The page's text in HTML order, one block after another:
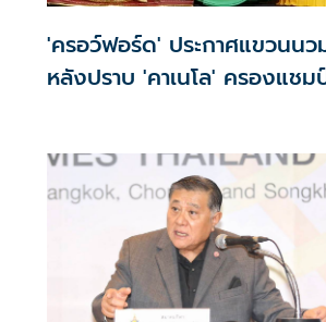
'ครอว์ฟอร์ด' ประกาศแขวนน
หลังปราบ 'คาเนโล' ครองแช